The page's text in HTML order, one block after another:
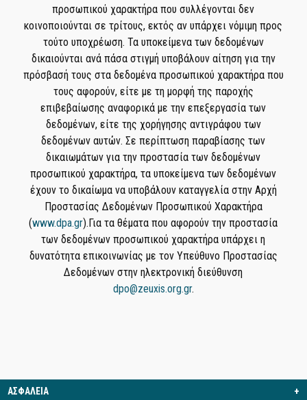
προσωπικού χαρακτήρα που συλλέγονται δεν
κοινοποιούνται σε τρίτους, εκτός αν υπάρχει νόμιμη προς
τούτο υποχρέωση. Τα υποκείμενα των δεδομένων
δικαιούνται ανά πάσα στιγμή υποβάλουν αίτηση για την
πρόσβασή τους στα δεδομένα προσωπικού χαρακτήρα που
τους αφορούν, είτε με τη μορφή της παροχής
επιβεβαίωσης αναφορικά με την επεξεργασία των
δεδομένων, είτε της χορήγησης αντιγράφου των
δεδομένων αυτών. Σε περίπτωση παραβίασης των
δικαιωμάτων για την προστασία των δεδομένων
προσωπικού χαρακτήρα, τα υποκείμενα των δεδομένων
έχουν το δικαίωμα να υποβάλουν καταγγελία στην Αρχή
Προστασίας Δεδομένων Προσωπικού Χαρακτήρα
(www.dpa.gr).Για τα θέματα που αφορούν την προστασία
των δεδομένων προσωπικού χαρακτήρα υπάρχει η
δυνατότητα επικοινωνίας με τον Υπεύθυνο Προστασίας
Δεδομένων στην ηλεκτρονική διεύθυνση
dpo@zeuxis.org.gr.
ΑΣΦΑΛΕΙΑ +